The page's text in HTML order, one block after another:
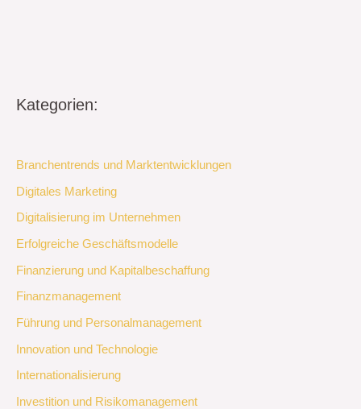
Kategorien:
Branchentrends und Marktentwicklungen
Digitales Marketing
Digitalisierung im Unternehmen
Erfolgreiche Geschäftsmodelle
Finanzierung und Kapitalbeschaffung
Finanzmanagement
Führung und Personalmanagement
Innovation und Technologie
Internationalisierung
Investition und Risikomanagement